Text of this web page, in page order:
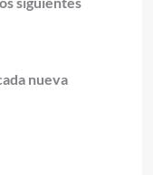
nueva